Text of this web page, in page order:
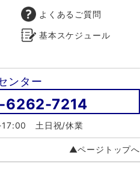
よくあるご質問
基本スケジュール
ンター
6262-7214
17:00 土日祝/休業
▲ページトップへ